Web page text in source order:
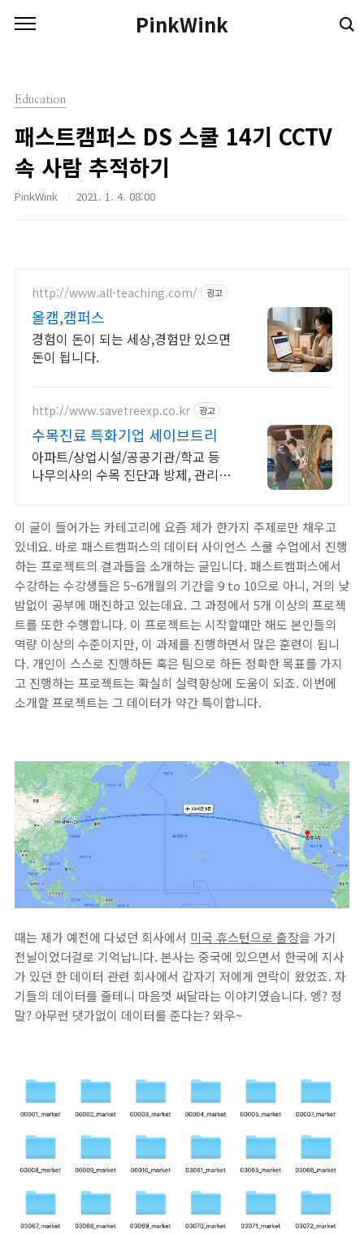
PinkWink
Education
패스트캠퍼스 DS 스쿨 14기 CCTV
속 사람 추적하기
PinkWink 2021. 1. 4. 08:00
http://www.all-teaching.com/ 광고
올캠,캠퍼스
경험이 돈이 되는 세상,경험만 있으면
돈이 됩니다.
http://www.savetreexp.co.kr 광고
수목진료 특화기업 세이브트리
아파트/상업시설/공공기관/학교 등
나무의사의 수목 진단과 방제, 관리가
이 글이 들어가는 카테고리에 요즘 제가 한가지 주제로만 채우고
있네요. 바로 패스트캠퍼스의 데이터 사이언스 스쿨 수업에서 진행
하는 프로젝트의 결과들을 소개하는 글입니다. 패스트캠퍼스에서
수강하는 수강생들은 5~6개월의 기간을 9 to 10으로 아니, 거의 낮
밤없이 공부에 매진하고 있는데요. 그 과정에서 5개 이상의 프로젝
트를 또한 수행합니다. 이 프로젝트는 시작할떄만 해도 본인들의
역량 이상의 수준이지만, 이 과제를 진행하면서 많은 훈련이 됩니
다. 개인이 스스로 진행하든 혹은 팀으로 하든 정확한 목표를 가지
고 진행하는 프로젝트는 확실히 실력향상에 도움이 되죠. 이번에
소개할 프로젝트는 그 데이터가 약간 특이합니다.
때는 제가 예전에 다녔던 회사에서 미국 휴스턴으로 출장을 가기
전날이었더걸로 기억납니다. 본사는 중국에 있으면서 한국에 지사
가 있던 한 데이터 관련 회사에서 갑자기 저에게 연락이 왔었죠. 자
기들의 데이터를 줄테니 마음껏 써달라는 이야기였습니다. 엥? 정
말? 아무런 댓가없이 데이터를 준다는? 와우~